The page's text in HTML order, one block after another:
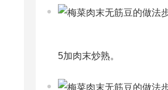
5加肉末炒熟。